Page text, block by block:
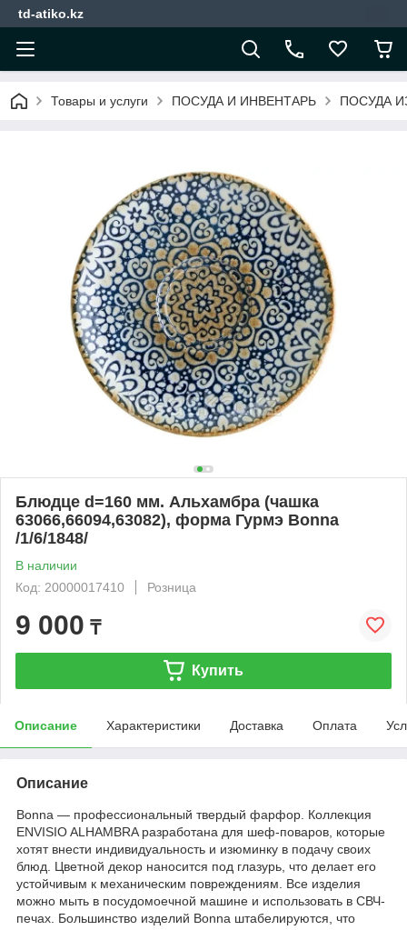
td-atiko.kz
Товары и услуги ПОСУДА И ИНВЕНТАРЬ ПОСУДА
Блюдце d=160 мм. Альхамбра (чашка
63066,66094,63082), форма Гурмэ Bonna
/1/6/1848/
В наличии
Код: 20000017410
Розница
9 000 ₸
Купить
Описание Характеристики Доставка Оплата
Описание
Bonna — профессиональный твердый фарфор. Коллекция
ENVISIO ALHAMBRA разработана для шеф-поваров, которые
хотят внести индивидуальность и изюминку в подачу своих
блюд. Цветной декор наносится под глазурь, что делает его
устойчивым к механическим повреждениям. Все изделия
можно мыть в посудомоечной машине и использовать в СВЧ-
печах. Большинство изделий Bonna штабелируются, что